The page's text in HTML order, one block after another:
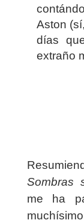
Aston
días
extraño
Sombras
me ha